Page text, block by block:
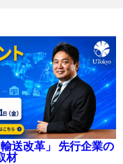
送改革」 先行企業の
材